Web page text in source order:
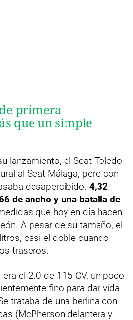
primera
que un simple
lanzamiento, el Seat Toledo
al Seat Málaga, pero con
desapercibido. 4,32
de ancho y una batalla de
que hoy en día hacen
A pesar de su tamaño, el
casi el doble cuando
traseros.
el 2.0 de 115 CV, un poco
fino para dar vida
trataba de una berlina con
(McPherson delantera y